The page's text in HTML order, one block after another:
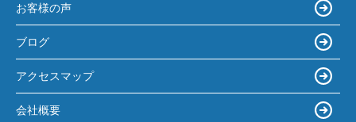
お客様の声
ブログ
アクセスマップ
会社概要